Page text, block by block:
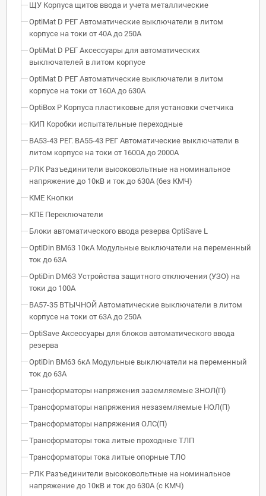
ЩУ Корпуса щитов ввода и учета металлические
OptiMat D РЕГ Автоматические выключатели в литом
корпусе на токи от 40А до 250А
OptiMat D РЕГ Аксессуары для автоматических
выключателей в литом корпусе
OptiMat D РЕГ Автоматические выключатели в литом
корпусе на токи от 160А до 630А
OptiBox P Корпуса пластиковые для установки счетчика
КИП Коробки испытательные переходные
ВА53-43 РЕГ. ВА55-43 РЕГ Автоматические выключатели в
литом корпусе на токи от 1600А до 2000А
РЛК Разъединители высоковольтные на номинальное
напряжение до 10кВ и ток до 630А (без КМЧ)
КМЕ Кнопки
КПЕ Переключатели
Блоки автоматического ввода резерва OptiSave L
OptiDin BM63 10кА Модульные выключатели на переменный
ток до 63А
OptiDin DM63 Устройства защитного отключения (УЗО) на
токи до 100А
ВА57-35 ВТЫЧНОЙ Автоматические выключатели в литом
корпусе на токи от 63А до 250А
OptiSave Аксессуары для блоков автоматического ввода
резерва
OptiDin BM63 6кА Модульные выключатели на переменный
ток до 63А
Трансформаторы напряжения заземляемые ЗНОЛ(П)
Трансформаторы напряжения незаземляемые НОЛ(П)
Трансформаторы напряжения ОЛС(П)
Трансформаторы тока литые проходные ТЛП
Трансформаторы тока литые опорные ТЛО
РЛК Разъединители высоковольтные на номинальное
напряжение до 10кВ и ток до 630А (с КМЧ)